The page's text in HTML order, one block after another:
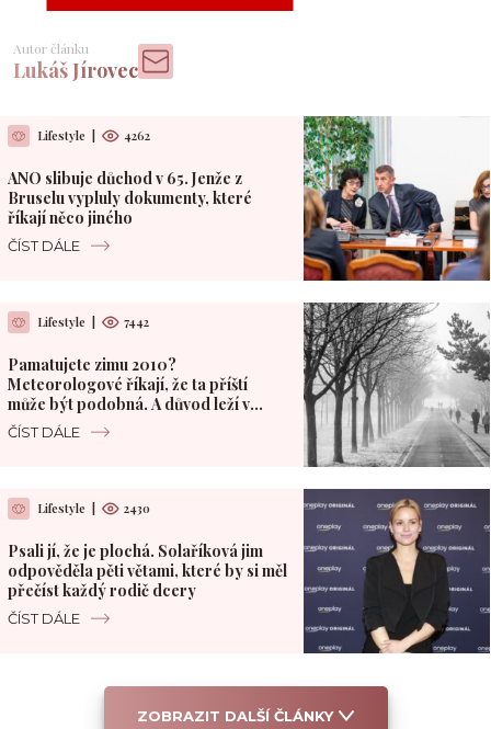
Autor článku
Lukáš Jírovec
Lifestyle 4262
ANO slibuje důchod v 65. Jenže z
Bruselu vypluly dokumenty, které
říkají něco jiného
ČÍST DÁLE
Lifestyle 7442
Pamatujete zimu 2010?
Meteorologové říkají, že ta příští
může být podobná. A důvod leží v
Pacifiku
ČÍST DÁLE
Lifestyle 2430
Psali jí, že je plochá. Solaříková jim
odpověděla pěti větami, které by si měl
přečíst každý rodič dcery
ČÍST DÁLE
ZOBRAZIT DALŠÍ ČLÁNKY